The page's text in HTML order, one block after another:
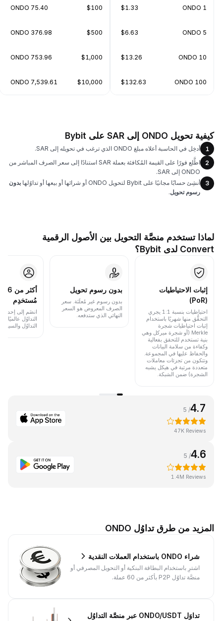
1 ONDO
$1.33
5 ONDO
$6.63
10 ONDO
$13.26
100 ONDO
$132.63
$100
75.40 ONDO
$500
376.98 ONDO
$1,000
753.96 ONDO
$10,000
7,539.61 ONDO
كيفية تحويل ONDO إلى SAR على Bybit
1
أدخِل في الحاسبة أعلاه مبلغ ONDO الذي ترغب في تحويله إلى SAR.
2
اطَّلع فورًا على القيمة المُكافئة بعملة SAR استنادًا إلى سعر الصرف المباشر من
ONDO إلى SAR.
3
أنشِئ حسابًا مجانيًا على Bybit لتحويل ONDO أو شرائها أو بيعها أو تداوُلها
بدون
رسوم تحويل.
لماذا تستخدم منصَّة التحويل بين الأصول الرقمية
Convert لدى Bybit؟
إثبات الاحتياطيات
(PoR)
احتياطيات بنسبة 1:1 يجري
التحقُّق منها شهريًا باستخدام
إثبات احتياطيات شجرة
Merkle (أو شجرة ميركل وهي
بنية تستخدم للتحقق بفعالية
وكفاءة من سلامة البيانات
والحفاظ عليها في المجموعة.
وتتكون من تجزئات معاملات
متعددة مرتبة في هيكل يشبه
الشجرة) ضمن الشبكة.
بدون رسوم تحويل
بدون رسوم غير مُعلَنَة. سعر
الصرف المعروض هو السعر
النهائي الذي ستدفعه.
مُستخدِم
انضَم إلى إحدى
التداوُل
التداوُل والسيولة.
4.7
/ 5
47K Reviews
4.6
/ 5
1.4M Reviews
المزيد من طرق تداوُل ONDO
شراء ONDO باستخدام العملات النقدية
اشترِ باستخدام البطاقة البنكية أو التحويل المصرفي أو
منصَّة تداوُل P2P بأكثر من 60 عملة.
تداوَل ONDO/USDT عبر منصَّة التداوُل